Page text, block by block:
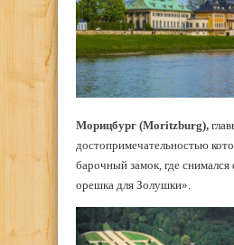
Морицбург (Moritzburg),
достопримечательностью
барочный замок, где
орешка для Золушки».